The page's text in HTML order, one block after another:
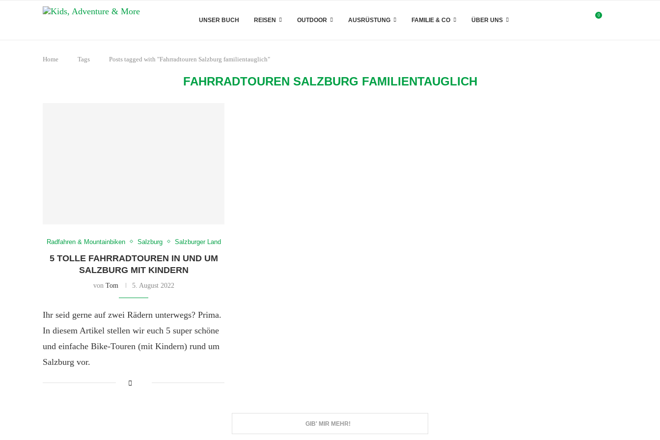
UNSER BUCH REISEN OUTDOOR AUSRÜSTUNG FAMILIE & CO ÜBER UNS
0
Home Tags Posts tagged with "Fahrradtouren Salzburg familientauglich"
FAHRRADTOUREN SALZBURG FAMILIENTAUGLICH
Radfahren & Mountainbiken Salzburg Salzburger Land
5 TOLLE FAHRRADTOUREN IN UND UM
SALZBURG MIT KINDERN
von Tom 5. August 2022
Ihr seid gerne auf zwei Rädern unterwegs? Prima.
In diesem Artikel stellen wir euch 5 super schöne
und einfache Bike-Touren (mit Kindern) rund um
Salzburg vor.
GIB' MIR MEHR!